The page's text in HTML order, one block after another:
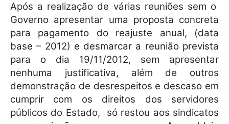
Após a realização de várias reuniões sem o
Governo apresentar uma proposta concreta
para pagamento do reajuste anual, (data
base – 2012) e desmarcar a reunião prevista
para o dia 19/11/2012, sem apresentar
nenhuma justificativa, além de outros
demonstração de desrespeitos e descaso em
cumprir com os direitos dos servidores
públicos do Estado,
só restou aos sindicatos